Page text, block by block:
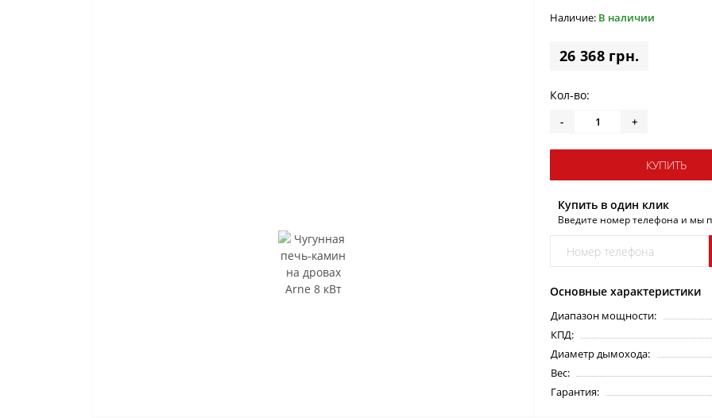
Наличие: В наличии
26 368 грн.
Основные характеристики
Диапазон мощности:
КПД:
Диаметр дымохода:
Вес:
Гарантия:
Кол-во:
- +
КУПИТЬ
Купить в один клик
Введите номер телефона и мы